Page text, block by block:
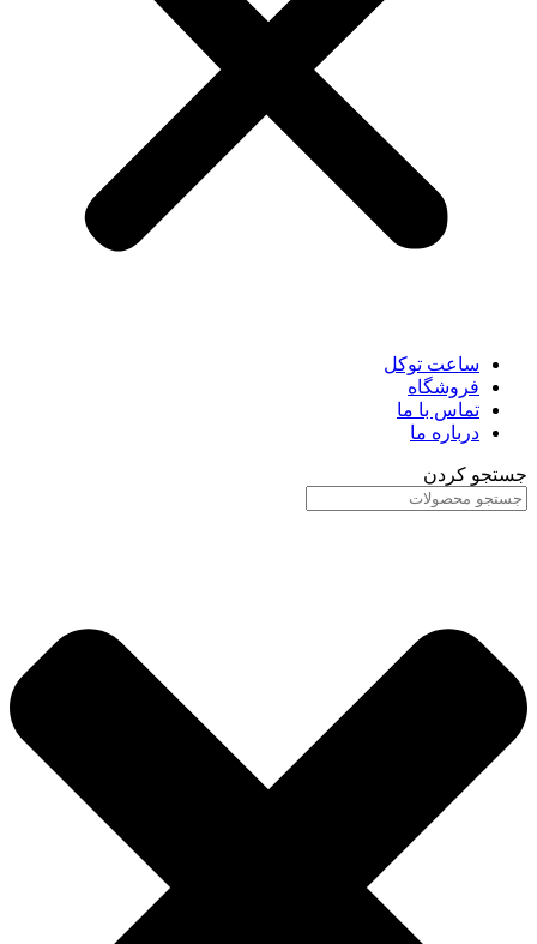
ساعت توکل
فروشگاه
تماس با ما
درباره ما
جستجو کردن